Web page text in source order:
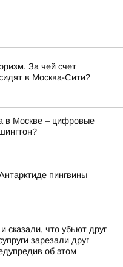
За чей счет
в Москва-Сити?
в Москве – цифровые
пингвины
сказали, что убьют друг
зарезали друг
об этом